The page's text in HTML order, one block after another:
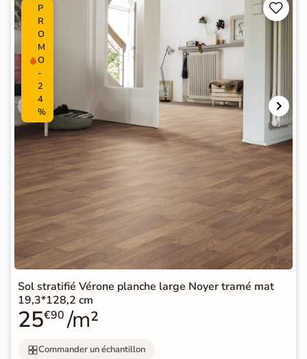
P
R
O
M
O
-
2
4
%


Sol stratifié Vérone planche large Noyer tramé mat
19,3*128,2 cm
25€90 /m²
Commander un échantillon